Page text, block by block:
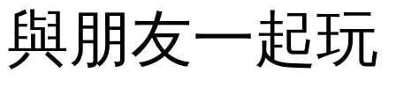
與朋友一起玩